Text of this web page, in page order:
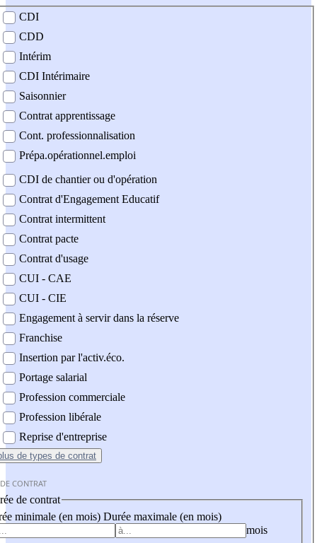
contrat
CDI
CDD
Intérim
CDI Intérimaire
Saisonnier
Contrat apprentissage
Cont. professionnalisation
Prépa.opérationnel.emploi
CDI de chantier ou d'opération
Contrat d'Engagement Educatif
Contrat intermittent
Contrat pacte
Contrat d'usage
CUI - CAE
CUI - CIE
Engagement à servir dans la réserve
Franchise
Insertion par l'activ.éco.
Portage salarial
Profession commerciale
Profession libérale
Reprise d'entreprise
de types de contrat
CONTRAT
de contrat
minimale (en mois) Durée maximale (en mois)
mois